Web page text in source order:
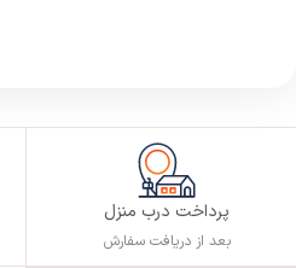
پرداخت درب منزل
بعد از دریافت سفارش